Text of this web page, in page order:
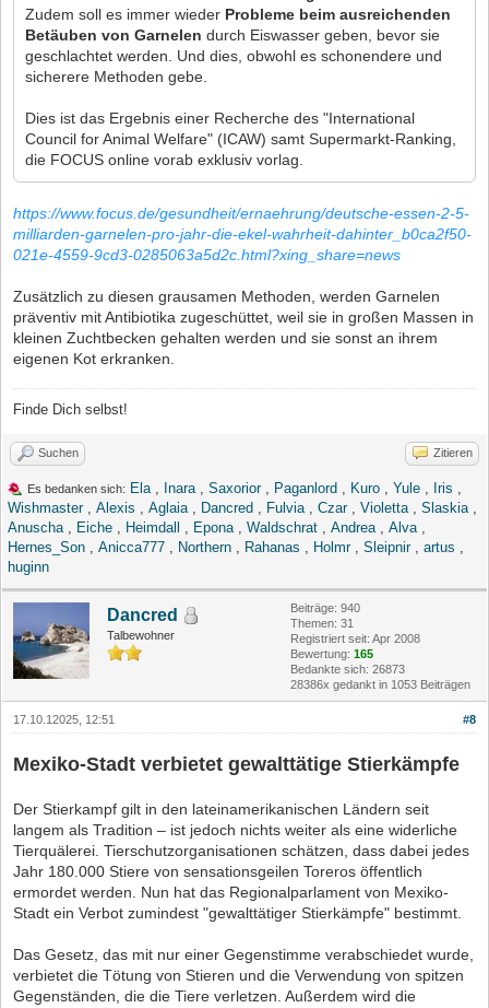
Zudem soll es immer wieder Probleme beim ausreichenden
Betäuben von Garnelen durch Eiswasser geben, bevor sie
geschlachtet werden. Und dies, obwohl es schonendere und
sicherere Methoden gebe.
Dies ist das Ergebnis einer Recherche des "International
Council for Animal Welfare" (ICAW) samt Supermarkt-Ranking,
die FOCUS online vorab exklusiv vorlag.
https://www.focus.de/gesundheit/ernaehrung/deutsche-essen-2-5-
milliarden-garnelen-pro-jahr-die-ekel-wahrheit-dahinter_b0ca2f50-
021e-4559-9cd3-0285063a5d2c.html?xing_share=news
Zusätzlich zu diesen grausamen Methoden, werden Garnelen
präventiv mit Antibiotika zugeschüttet, weil sie in großen Massen in
kleinen Zuchtbecken gehalten werden und sie sonst an ihrem
eigenen Kot erkranken.
Finde Dich selbst!
Suchen Zitieren
Es bedanken sich: Ela, Inara, Saxorior, Paganlord , Kuro , Yule , Iris ,
Wishmaster, Alexis , Aglaia, Dancred , Fulvia, Czar, Violetta, Slaskia,
Anuscha, Eiche , Heimdall , Epona, Waldschrat , Andrea, Alva,
Hernes_Son , Anicca777 , Northern , Rahanas , Holmr, Sleipnir, artus ,
huginn
Dancred
Talbewohner
Beiträge: 940
Themen: 31
Registriert seit: Apr 2008
Bewertung: 165
Bedankte sich: 26873
28386x gedankt in 1053 Beiträgen
#8
17.10.12025, 12:51
Mexiko-Stadt verbietet gewalttätige Stierkämpfe
Der Stierkampf gilt in den lateinamerikanischen Ländern seit
langem als Tradition – ist jedoch nichts weiter als eine widerliche
Tierquälerei. Tierschutzorganisationen schätzen, dass dabei jedes
Jahr 180.000 Stiere von sensationsgeilen Toreros öffentlich
ermordet werden. Nun hat das Regionalparlament von Mexiko-
Stadt ein Verbot zumindest "gewalttätiger Stierkämpfe" bestimmt.
Das Gesetz, das mit nur einer Gegenstimme verabschiedet wurde,
verbietet die Tötung von Stieren und die Verwendung von spitzen
Gegenständen, die die Tiere verletzen. Außerdem wird die